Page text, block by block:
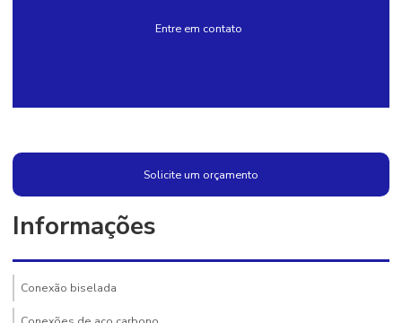
Entre em contato
Solicite um orçamento
Informações
Conexão biselada